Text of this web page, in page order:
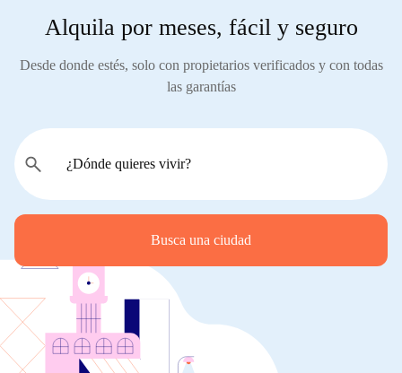
Alquila por meses, fácil y seguro
Desde donde estés, solo con propietarios verificados y con todas
las garantías
Busca una ciudad